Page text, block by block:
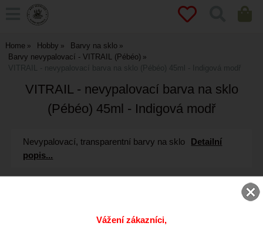
Home Hobby
Barvy na sklo
Barvy nevypalovací - VITRAIL (Pébéo)
VITRAIL - nevypalovací barva na sklo (Pébéo) 45ml - Indigová modř
VITRAIL - nevypalovací barva na sklo
(Pébéo) 45ml - Indigová modř
Nevypalovací, transparentní barvy na sklo
Detailní
popis...
Vážení zákazníci,